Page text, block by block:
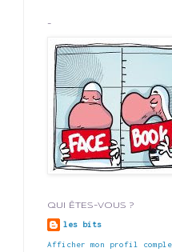
-
QUI ÊTES-VOUS ?
les bits
Afficher mon profil